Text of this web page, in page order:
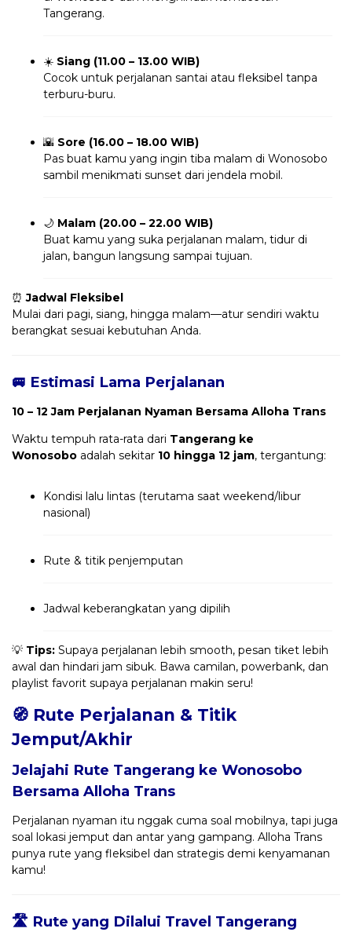
Tangerang.
☀️ Siang (11.00 – 13.00 WIB)
Cocok untuk perjalanan santai atau fleksibel tanpa
terburu-buru.
🌇 Sore (16.00 – 18.00 WIB)
Pas buat kamu yang ingin tiba malam di Wonosobo
sambil menikmati sunset dari jendela mobil.
🌙 Malam (20.00 – 22.00 WIB)
Buat kamu yang suka perjalanan malam, tidur di
jalan, bangun langsung sampai tujuan.
⏰Jadwal Fleksibel
Mulai dari pagi, siang, hingga malam—atur sendiri waktu
berangkat sesuai kebutuhan Anda.
🚐 Estimasi Lama Perjalanan
10 – 12 Jam Perjalanan Nyaman Bersama Alloha Trans
Waktu tempuh rata-rata dari Tangerang ke
Wonosobo adalah sekitar 10 hingga 12 jam, tergantung:
Kondisi lalu lintas (terutama saat weekend/libur
nasional)
Rute & titik penjemputan
Jadwal keberangkatan yang dipilih
💡 Tips: Supaya perjalanan lebih smooth, pesan tiket lebih
awal dan hindari jam sibuk. Bawa camilan, powerbank, dan
playlist favorit supaya perjalanan makin seru!
🧭 Rute Perjalanan & Titik
Jemput/Akhir
Jelajahi Rute Tangerang ke Wonosobo
Bersama Alloha Trans
Perjalanan nyaman itu nggak cuma soal mobilnya, tapi juga
soal lokasi jemput dan antar yang gampang. Alloha Trans
punya rute yang fleksibel dan strategis demi kenyamanan
kamu!
🛣️ Rute yang Dilalui Travel Tangerang